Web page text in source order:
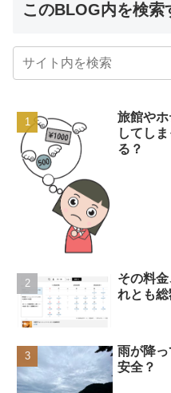
このBLOG内を検索
旅館や
してし
る？
その料
れとも総
雨が降
安全？